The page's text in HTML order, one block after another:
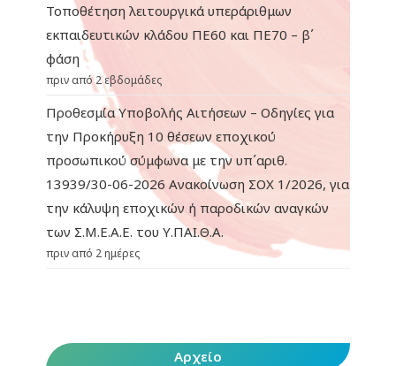
Τοποθέτηση λειτουργικά υπεράριθμων
εκπαιδευτικών κλάδου ΠΕ60 και ΠΕ70 – β΄
φάση
πριν από 2 εβδομάδες
Προθεσμία Υποβολής Αιτήσεων – Οδηγίες για
την Προκήρυξη 10 θέσεων εποχικού
προσωπικού σύμφωνα με την υπ΄αριθ.
13939/30-06-2026 Ανακοίνωση ΣΟΧ 1/2026, για
την κάλυψη εποχικών ή παροδικών αναγκών
των Σ.Μ.Ε.Α.Ε. του Υ.ΠΑΙ.Θ.Α.
πριν από 2 ημέρες
Αρχείο